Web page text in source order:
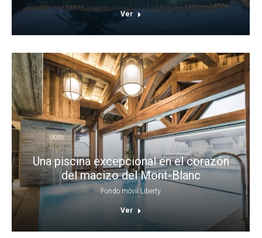
Ver
Una piscina excepcional en el corazón
del macizo del Mont-Blanc
Fondo móvil Liberty
Ver